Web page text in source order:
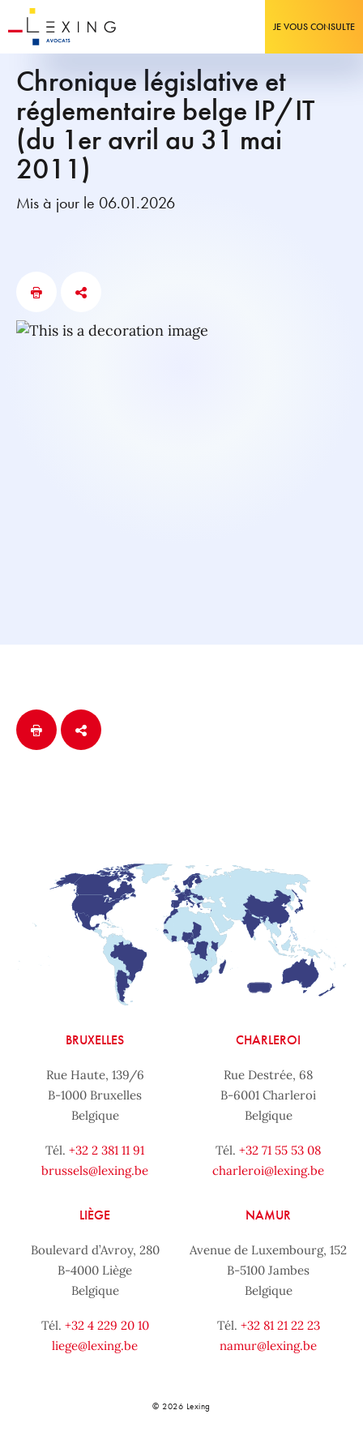
JE VOUS CONSULTE
Chronique législative et
réglementaire belge IP/IT
(du 1er avril au 31 mai
2011)
Mis à jour le 06.01.2026
BRUXELLES
Rue Haute, 139/6
B-1000 Bruxelles
Belgique
Tél. +32 2 381 11 91
brussels@lexing.be
CHARLEROI
Rue Destrée, 68
B-6001 Charleroi
Belgique
Tél. +32 71 55 53 08
charleroi@lexing.be
LIÈGE
Boulevard d’Avroy, 280
B-4000 Liège
Belgique
Tél. +32 4 229 20 10
liege@lexing.be
NAMUR
Avenue de Luxembourg, 152
B-5100 Jambes
Belgique
Tél. +32 81 21 22 23
namur@lexing.be
© 2026 Lexing